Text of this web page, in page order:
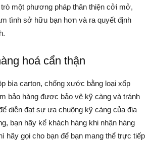
một phương pháp thân thiện cởi mở,
tình sở hữu bạn hơn và ra quyết định
hoá cẩn thận
bìa carton, chống xước bằng loại xốp
bảo hàng được bảo vệ kỹ càng và tránh
diễn đạt sự ưa chuộng kỹ càng của địa
bạn hãy kể khách hàng khi nhận hàng
hãy gọi cho bạn để bạn mang thể trực tiếp